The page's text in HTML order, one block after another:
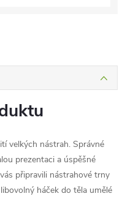
velkých nástrah. Správné
prezentaci a úspěšné
připravili nástrahové trny
háček do těla umělé